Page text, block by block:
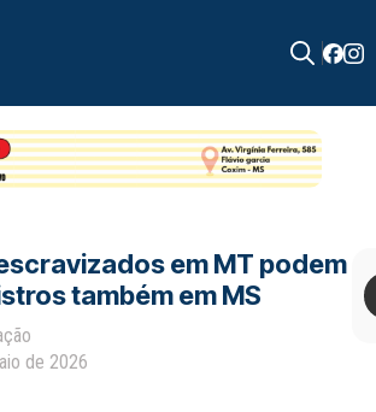
for:
em MT podem
também em MS
de 2026